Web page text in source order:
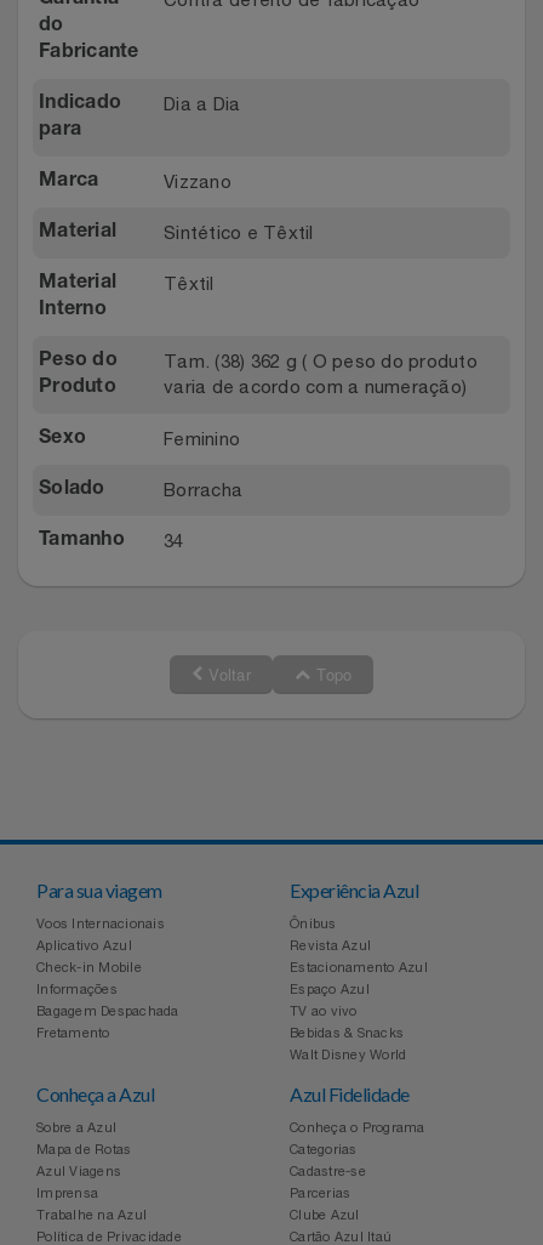
Relógios
Vestuário
Stanley Pmi
The Bar
Tramontina
Três Corações
do
Fabricante
Indicado
para
Dia a Dia
Marca Vizzano
Material Sintético e Têxtil
Material
Interno
Têxtil
Peso do
Produto
Tam. (38) 362 g ( O peso do produto
varia de acordo com a numeração)
Sexo Feminino
Solado Borracha
Tamanho 34
Voltar Topo
Para sua viagem
Voos Internacionais
Aplicativo Azul
Check-in Mobile
Informações
Bagagem Despachada
Fretamento
Experiência Azul
Ônibus
Revista Azul
Estacionamento Azul
Espaço Azul
TV ao vivo
Bebidas & Snacks
Walt Disney World
Conheça a Azul
Sobre a Azul
Mapa de Rotas
Azul Viagens
Imprensa
Trabalhe na Azul
Política de Privacidade
Azul Fidelidade
Conheça o Programa
Categorias
Cadastre-se
Parcerias
Clube Azul
Cartão Azul Itaú